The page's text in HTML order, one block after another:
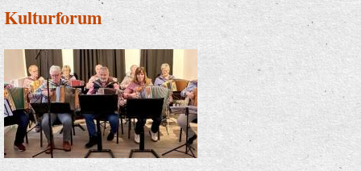
Kulturforum